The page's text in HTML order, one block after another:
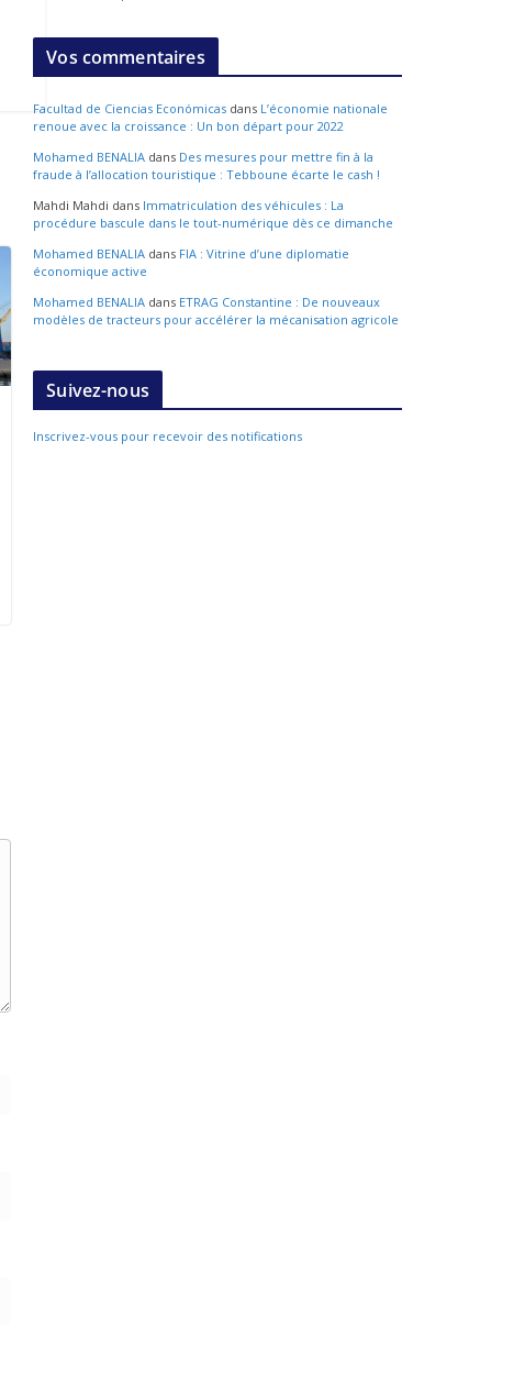
Vos commentaires
Facultad de Ciencias Económicas dans L’économie nationale
renoue avec la croissance : Un bon départ pour 2022
Mohamed BENALIA dans Des mesures pour mettre fin à la
fraude à l’allocation touristique : Tebboune écarte le cash !
Mahdi Mahdi dans Immatriculation des véhicules : La
procédure bascule dans le tout-numérique dès ce dimanche
Mohamed BENALIA dans FIA : Vitrine d’une diplomatie
économique active
Mohamed BENALIA dans ETRAG Constantine : De nouveaux
modèles de tracteurs pour accélérer la mécanisation agricole
Suivez-nous
Inscrivez-vous pour recevoir des notifications